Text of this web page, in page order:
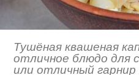
Тушёная квашеная
отличное блюдо для
или отличный гарнир